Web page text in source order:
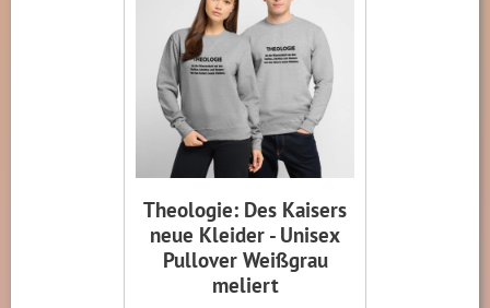
Theologie: Des Kaisers
neue Kleider - Unisex
Pullover Weißgrau
meliert